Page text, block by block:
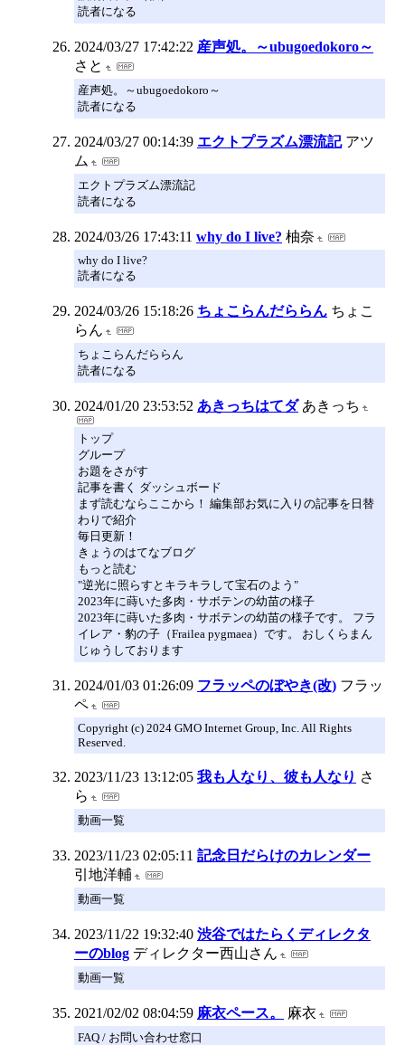
読者になる
2024/03/27 17:42:22 産声処。～ubugoedokoro～
さと
産声処。～ubugoedokoro～
読者になる
2024/03/27 00:14:39 エクトプラズム漂流記 アツ
ム
エクトプラズム漂流記
読者になる
2024/03/26 17:43:11 why do I live? 柚奈
why do I live?
読者になる
2024/03/26 15:18:26 ちょこらんだららん ちょこ
らん
ちょこらんだららん
読者になる
2024/01/20 23:53:52 あきっちはてダ あきっち
トップ
グループ
お題をさがす
記事を書く ダッシュボード
まず読むならここから！ 編集部お気に入りの記事を日替
わりで紹介
毎日更新！
きょうのはてなブログ
もっと読む
"逆光に照らすとキラキラして宝石のよう"
2023年に蒔いた多肉・サボテンの幼苗の様子
2023年に蒔いた多肉・サボテンの幼苗の様子です。 フラ
イレア・豹の子（Frailea pygmaea）です。 おしくらまん
じゅうしております
2024/01/03 01:26:09 フラッペのぼやき(改) フラッ
ペ
Copyright (c) 2024 GMO Internet Group, Inc. All Rights
Reserved.
2023/11/23 13:12:05 我も人なり、彼も人なり さ
ら
動画一覧
2023/11/23 02:05:11 記念日だらけのカレンダー
引地洋輔
動画一覧
2023/11/22 19:32:40 渋谷ではたらくディレクタ
ーのblog ディレクター西山さん
動画一覧
2021/02/02 08:04:59 麻衣ペース。 麻衣
FAQ / お問い合わせ窓口